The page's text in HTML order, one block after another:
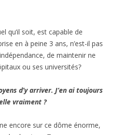
qu’il soit, est capable de
en à peine 3 ans, n’est-il pas
de maintenir ne
ou ses universités?
d’y arriver. J’en ai toujours
vraiment ?
encore sur ce dôme énorme,